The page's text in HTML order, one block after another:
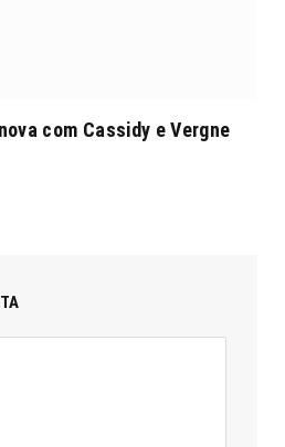
com Cassidy e Vergne